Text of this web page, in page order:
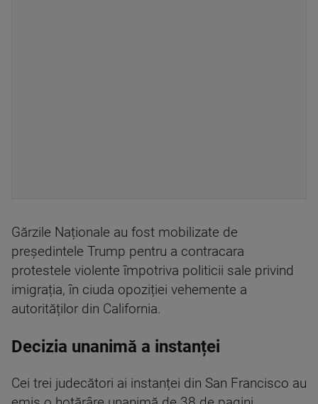
Gărzile Naționale au fost mobilizate de
președintele Trump pentru a contracara
protestele violente împotriva politicii sale privind
imigrația, în ciuda opoziției vehemente a
autorităților din California.
Decizia unanimă a instanței
Cei trei judecători ai instanței din San Francisco au